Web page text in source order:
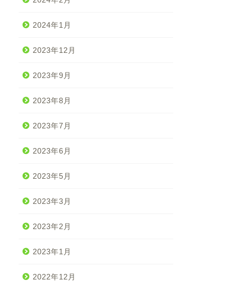
2024年1月
2023年12月
2023年9月
2023年8月
2023年7月
2023年6月
2023年5月
2023年3月
2023年2月
2023年1月
2022年12月